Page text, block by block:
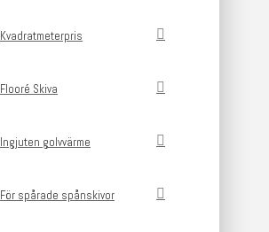
Kvadratmeterpris
Flooré Skiva
Ingjuten golvvärme
För spårade spånskivor